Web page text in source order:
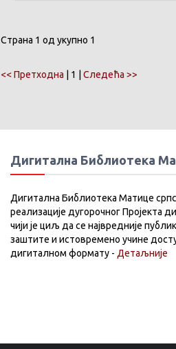
Страна 1 од укупно 1
<< Претходна | 1 | Следећа >>
Дигитална Библиотека
Дигитална Библиотека Матице
реализације дугорочног Пројекта
чији је циљ да се највредније
заштите и истовремено учине
дигиталном формату - Детаљније